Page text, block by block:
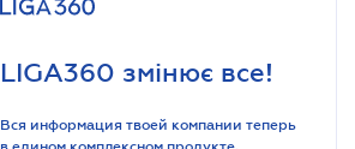
LIGA360 змінює все!
Вся информация твоей компании теперь